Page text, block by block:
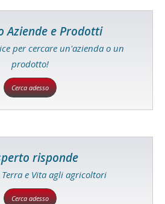
Aziende e Prodotti
per cercare un'azienda o un
prodotto!
Cerca adesso
risponde
e Vita agli agricoltori
Cerca adesso